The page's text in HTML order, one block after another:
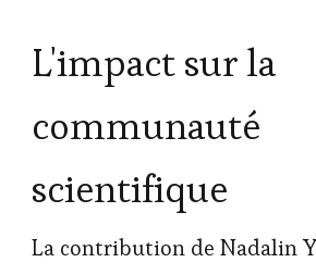
L'impact sur la
communauté
scientifique
La contribution de Nadalin